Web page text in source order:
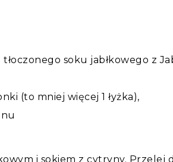
soku jabłkowego z
(to mniej więcej 1 łyżka),
i sokiem z cytryny. Przelej